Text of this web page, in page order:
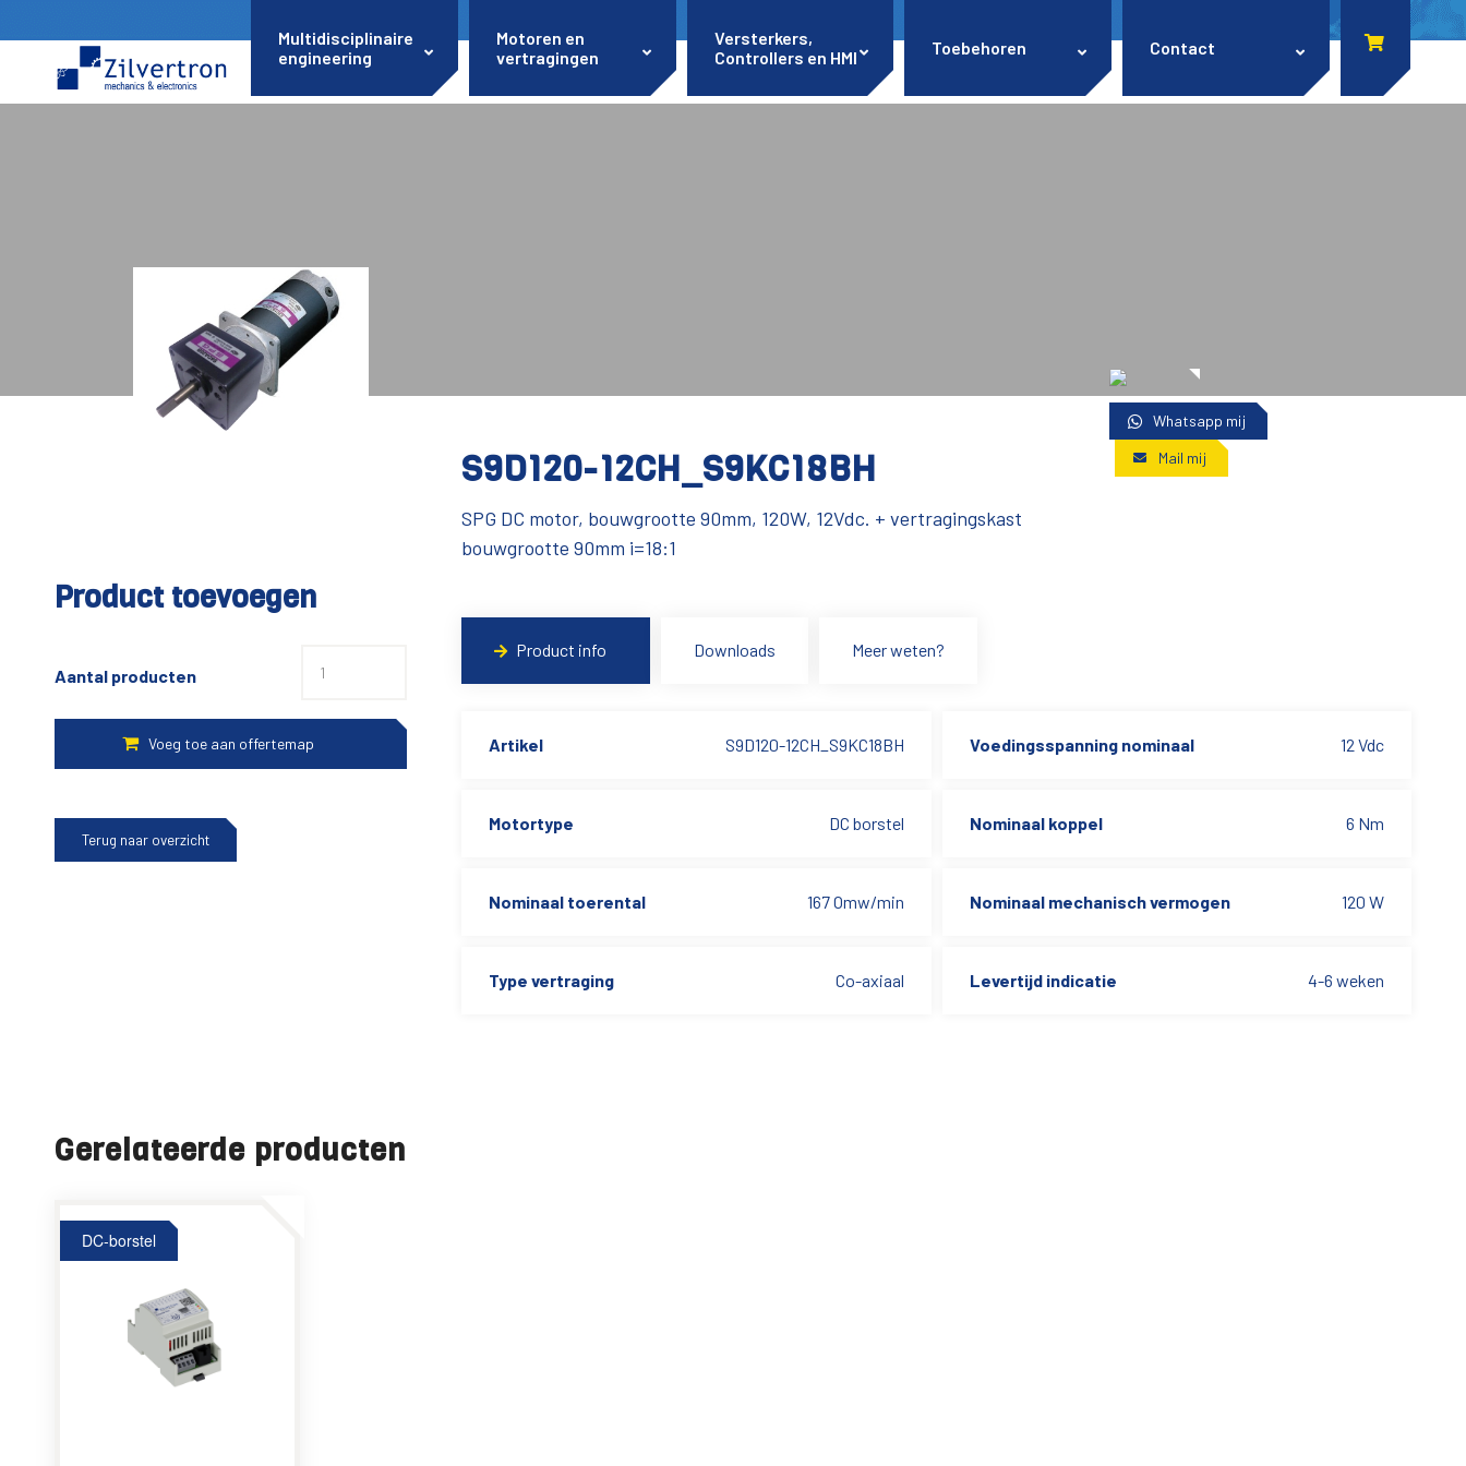
Multidisciplinaire
engineering
Motoren en
vertragingen
Versterkers,
Controllers en HMI
Toebehoren Contact
Whatsapp mij
Mail mij
Product toevoegen
Aantal producten
Terug naar overzicht
S9D120-12CH_S9KC18BH
SPG DC motor, bouwgrootte 90mm, 120W, 12Vdc. + vertragingskast
bouwgrootte 90mm i=18:1
Product info Downloads Meer weten?
Artikel S9D120-12CH_S9KC18BH Voedingsspanning nominaal 12 Vdc
Motortype DC borstel Nominaal koppel 6 Nm
Nominaal toerental 167 Omw/min Nominaal mechanisch vermogen 120 W
Type vertraging Co-axiaal Levertijd indicatie 4-6 weken
Gerelateerde producten
DC-borstel